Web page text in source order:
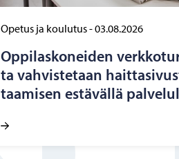
Opetus ja koulutus-03.08.2026
Op­pi­las­ko­nei­den
ta vah­vis­te­taan
taa­mi­sen es­tä­väl­lä